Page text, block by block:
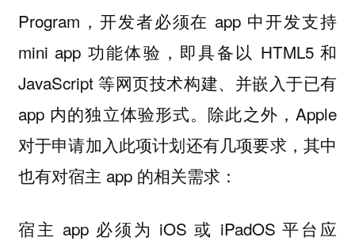
Program，开发者必须在 app 中开发支持
mini app 功能体验，即具备以 HTML5 和
JavaScript 等网页技术构建、并嵌入于已有
app 内的独立体验形式。除此之外，Apple
对于申请加入此项计划还有几项要求，其中
也有对宿主 app 的相关需求：
宿主 app 必须为 iOS 或 iPadOS 平台应